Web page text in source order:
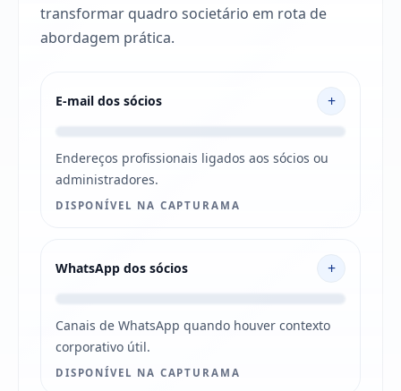
transformar quadro societário em rota de
abordagem prática.
E-mail dos sócios +
Endereços profissionais ligados aos sócios ou
administradores.
DISPONÍVEL NA CAPTURAMA
WhatsApp dos sócios +
Canais de WhatsApp quando houver contexto
corporativo útil.
DISPONÍVEL NA CAPTURAMA